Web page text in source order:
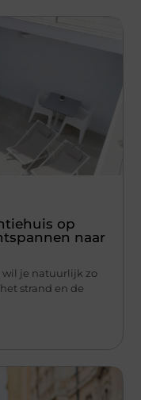
op
naar
wil je natuurlijk zo
strand en de